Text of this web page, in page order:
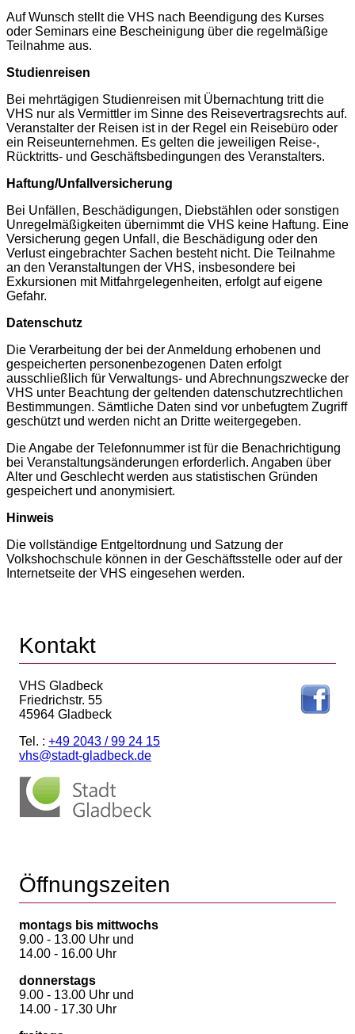
Auf Wunsch stellt die VHS nach Beendigung des Kurses
oder Seminars eine Bescheinigung über die regelmäßige
Teilnahme aus.
Studienreisen
Bei mehrtägigen Studienreisen mit Übernachtung tritt die
VHS nur als Vermittler im Sinne des Reisevertragsrechts auf.
Veranstalter der Reisen ist in der Regel ein Reisebüro oder
ein Reiseunternehmen. Es gelten die jeweiligen Reise-,
Rücktritts- und Geschäftsbedingungen des Veranstalters.
Haftung/Unfallversicherung
Bei Unfällen, Beschädigungen, Diebstählen oder sonstigen
Unregelmäßigkeiten übernimmt die VHS keine Haftung. Eine
Versicherung gegen Unfall, die Beschädigung oder den
Verlust eingebrachter Sachen besteht nicht. Die Teilnahme
an den Veranstaltungen der VHS, insbesondere bei
Exkursionen mit Mitfahrgelegenheiten, erfolgt auf eigene
Gefahr.
Datenschutz
Die Verarbeitung der bei der Anmeldung erhobenen und
gespeicherten personenbezogenen Daten erfolgt
ausschließlich für Verwaltungs- und Abrechnungszwecke der
VHS unter Beachtung der geltenden datenschutzrechtlichen
Bestimmungen. Sämtliche Daten sind vor unbefugtem Zugriff
geschützt und werden nicht an Dritte weitergegeben.
Die Angabe der Telefonnummer ist für die Benachrichtigung
bei Veranstaltungsänderungen erforderlich. Angaben über
Alter und Geschlecht werden aus statistischen Gründen
gespeichert und anonymisiert.
Hinweis
Die vollständige Entgeltordnung und Satzung der
Volkshochschule können in der Geschäftsstelle oder auf der
Internetseite der VHS eingesehen werden.
Kontakt
VHS Gladbeck
Friedrichstr. 55
45964 Gladbeck
Tel. : +49 2043 / 99 24 15
vhs@stadt-gladbeck.de
Öffnungszeiten
montags bis mittwochs
9.00 - 13.00 Uhr und
14.00 - 16.00 Uhr
donnerstags
9.00 - 13.00 Uhr und
14.00 - 17.30 Uhr